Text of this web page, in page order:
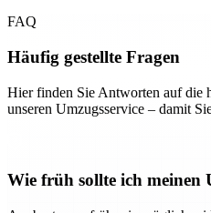
FAQ
Häufig gestellte Fragen
Hier finden Sie Antworten auf die
unseren Umzugsservice – damit
Wie früh sollte ich meinen